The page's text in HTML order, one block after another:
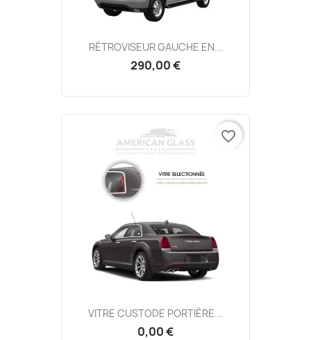
RÉTROVISEUR GAUCHE EN...
290,00 €
VITRE CUSTODE PORTIÈRE...
0,00 €
favorite_border